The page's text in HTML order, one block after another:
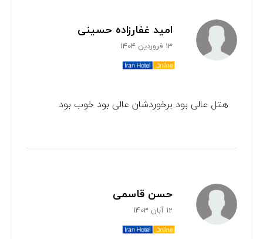
امید غفارزاده حسینی
13 فروردین 1404
هتل عالی بود برخوردشان عالی بود خوب بود
حسن قاسمی
12 آبان 1403